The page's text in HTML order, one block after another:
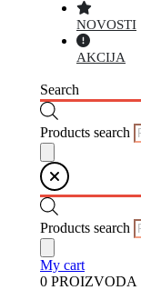
NOVOSTI
AKCIJA
Search
Products search
Products search
My cart
0 PROIZVODA